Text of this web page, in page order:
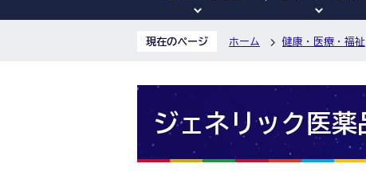
現在のページ ホーム 健康・医療・福祉
ジェネリック医薬